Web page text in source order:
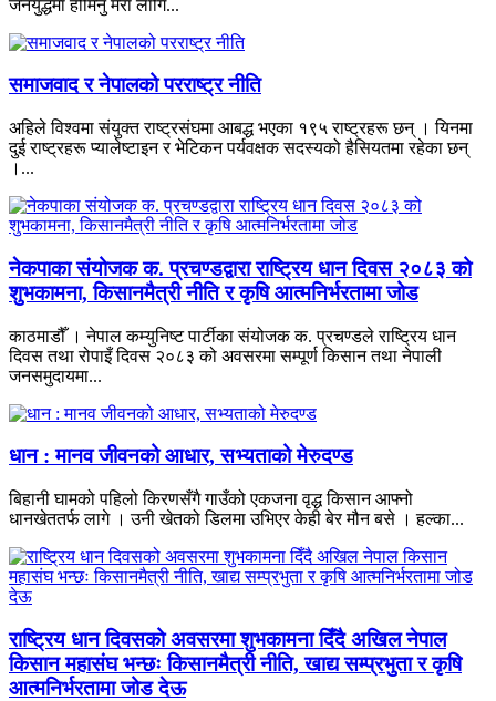
जनयुद्धमा होमिनु मेरा लागि...
समाजवाद र नेपालको परराष्ट्र नीति
अहिले विश्वमा संयुक्त राष्ट्रसंघमा आबद्ध भएका १९५ राष्ट्रहरू छन् । यिनमा
दुई राष्ट्रहरू प्यालेष्टाइन र भेटिकन पर्यवक्षक सदस्यको हैसियतमा रहेका छन्
।...
नेकपाका संयोजक क. प्रचण्डद्वारा राष्ट्रिय धान दिवस २०८३ को
शुभकामना, किसानमैत्री नीति र कृषि आत्मनिर्भरतामा जोड
काठमाडौँ । नेपाल कम्युनिष्ट पार्टीका संयोजक क. प्रचण्डले राष्ट्रिय धान
दिवस तथा रोपाइँ दिवस २०८३ को अवसरमा सम्पूर्ण किसान तथा नेपाली
जनसमुदायमा...
धान : मानव जीवनको आधार, सभ्यताको मेरुदण्ड
बिहानी घामको पहिलो किरणसँगै गाउँको एकजना वृद्ध किसान आफ्नो
धानखेततर्फ लागे । उनी खेतको डिलमा उभिएर केही बेर मौन बसे । हल्का...
राष्ट्रिय धान दिवसको अवसरमा शुभकामना दिँदै अखिल नेपाल
किसान महासंघ भन्छः किसानमैत्री नीति, खाद्य सम्प्रभुता र कृषि
आत्मनिर्भरतामा जोड देऊ